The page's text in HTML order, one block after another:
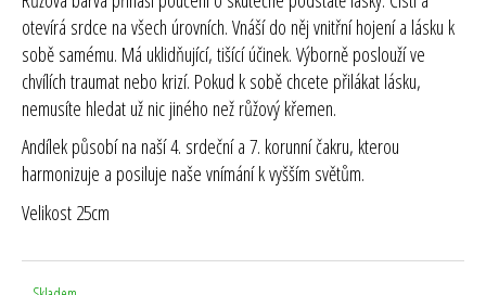
otevírá srdce na všech úrovních. Vnáší do něj vnitřní hojení a lásku k
sobě samému. Má uklidňující, tišící účinek. Výborně poslouží ve
chvílích traumat nebo krizí. Pokud k sobě chcete přilákat lásku,
nemusíte hledat už nic jiného než růžový křemen.
Andílek působí na naší 4. srdeční a 7. korunní čakru, kterou
harmonizuje a posiluje naše vnímání k vyšším světům.
Velikost 25cm